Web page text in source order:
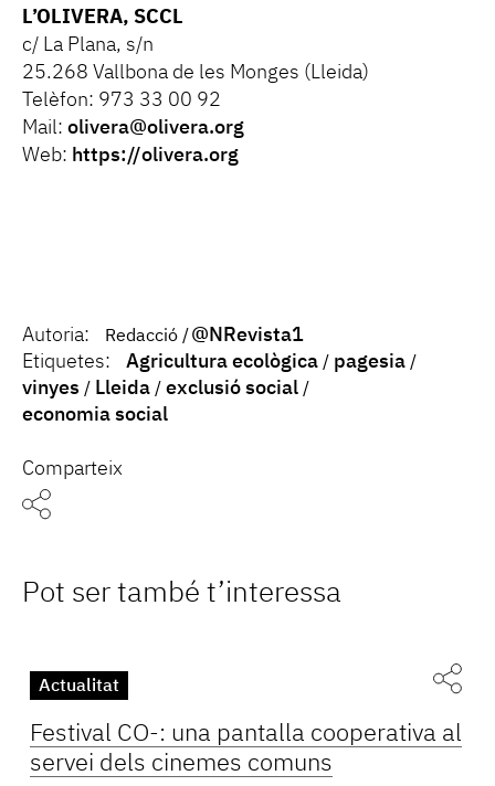
L’OLIVERA, SCCL
c/ La Plana, s/n
25.268 Vallbona de les Monges (Lleida)
Telèfon: 973 33 00 92
Mail: olivera@olivera.org
Web: https://olivera.org
Autoria: Redacció
@NRevista1
Etiquetes:
Agricultura ecològica
pagesia
vinyes
Lleida
exclusió social
economia social
Comparteix
Pot ser també t’interessa
Actualitat
Festival CO-: una pantalla cooperativa al
servei dels cinemes comuns